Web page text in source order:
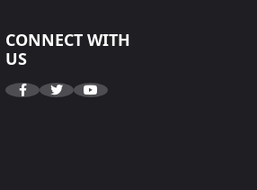
CONNECT WITH
US